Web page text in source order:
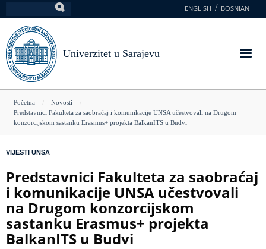
na
glavni
sadržaj
ENGLISH BOSNIAN
Univerzitet u Sarajevu
You
are
Početna
Novosti
Predstavnici Fakulteta za saobraćaj i komunikacije UNSA učestvovali na Drugom
konzorcijskom sastanku Erasmus+ projekta BalkanITS u Budvi
VIJESTI UNSA
Predstavnici Fakulteta za saobraćaj
i komunikacije UNSA učestvovali
na Drugom konzorcijskom
sastanku Erasmus+ projekta
BalkanITS u Budvi